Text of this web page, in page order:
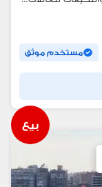
مستخدم موثق
بيع